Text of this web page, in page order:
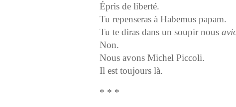
Épris de liberté.
Tu repenseras à Habemus papam.
Tu te diras dans un soupir nous
Non.
Nous avons Michel Piccoli.
Il est toujours là.
* * *